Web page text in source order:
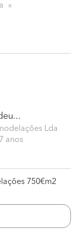
Lda
anos
750€m2